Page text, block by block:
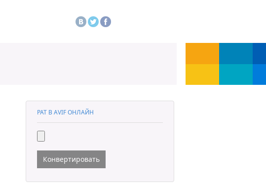
PAT В AVIF ОНЛАЙН
Конвертировать